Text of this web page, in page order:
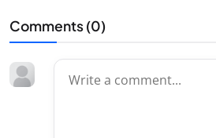
Comments (0)